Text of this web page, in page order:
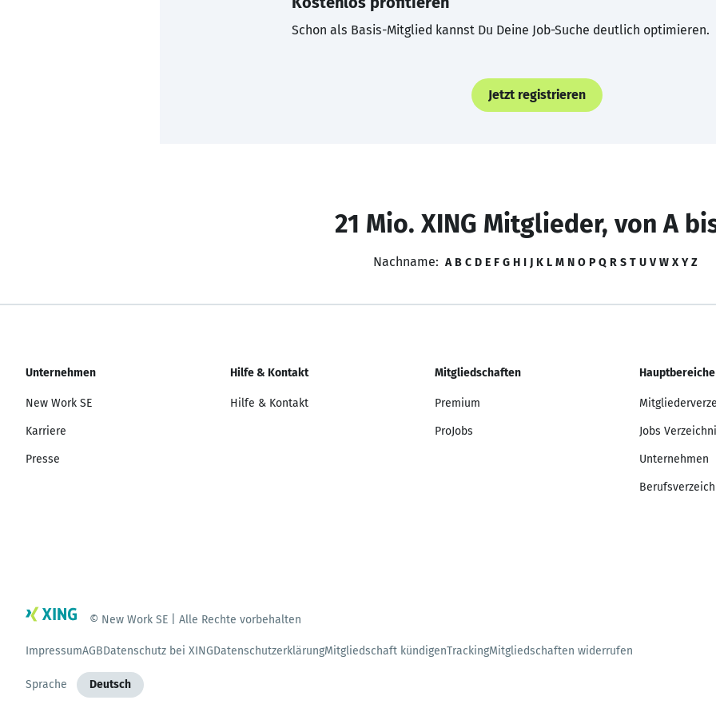
Schon als Basis-Mitglied kannst Du Deine Job-Suche deutlich optimieren.
Jetzt registrieren
21 Mio. XING Mitglieder, von A
Nachname: A B C D E F G H I J K L M N O P Q R S T U V W X Y Z
Unternehmen
New Work SE
Karriere
Presse
Hilfe & Kontakt
Hilfe & Kontakt
Mitgliedschaften
Premium
ProJobs
Hauptbereiche
Jobs
Unternehmen
© New Work SE | Alle Rechte vorbehalten
ImpressumAGBDatenschutz bei XINGDatenschutzerklärungMitgliedschaft kündigenTrackingMitgliedschaften widerrufen
Sprache Deutsch